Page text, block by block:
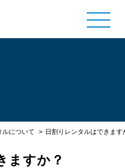
ルについて > 日割りレンタルはできます
ますか？